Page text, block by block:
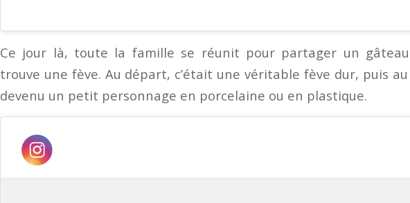
Ce jour là, toute la famille se réunit pour partager un
trouve une fève. Au départ, c’était une véritable fève dur, puis au
devenu un petit personnage en porcelaine ou en plastique.